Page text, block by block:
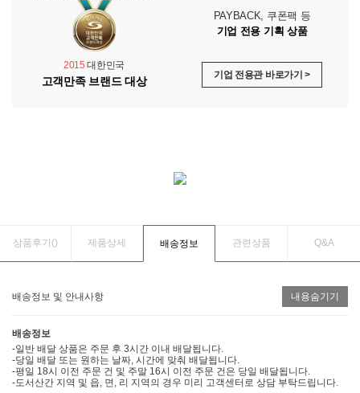
2015 대한민국
고객만족 브랜드 대상
PAYBACK, 쿠폰팩 등
기업 전용 기획 상품
기업 전용관 바로가기 >
상품후기() 제품상세 배송정보 관련상품 Q&A
배송정보 및 안내사항 내용숨기기
배송정보
-일반 배달 상품은 주문 후 3시간 이내 배달됩니다.
-당일 배달 또는 원하는 날짜, 시간에 맞춰 배달됩니다.
-평일 18시 이전 주문 건 및 주말 16시 이전 주문 건은 당일 배달됩니다.
-도서산간 지역 및 읍, 면, 리 지역의 경우 미리 고객센터로 상담 부탁드립니다.